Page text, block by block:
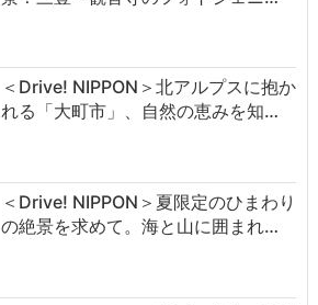
＜Drive! NIPPON＞北アルプスに抱か
れる「大町市」、自然の恵みを知…
＜Drive! NIPPON＞夏限定のひまわり
の絶景を求めて。海と山に囲まれ…